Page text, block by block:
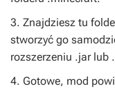
3. Znajdziesz tu
stworzyć go
rozszerzeniu .jar lub
4. Gotowe, mod